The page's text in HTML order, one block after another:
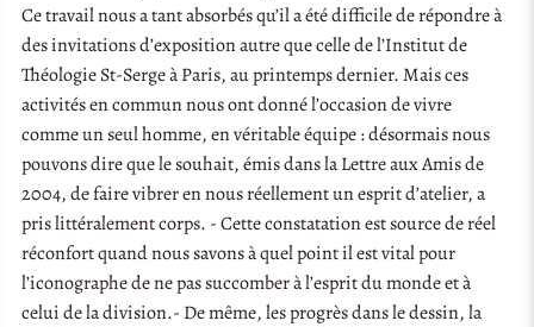
Ce travail nous a tant absorbés qu’il a été difficile de répondre à
des invitations d’exposition autre que celle de l’Institut de
Théologie St-Serge à Paris, au printemps dernier. Mais ces
activités en commun nous ont donné l’occasion de vivre
comme un seul homme, en véritable équipe : désormais nous
pouvons dire que le souhait, émis dans la Lettre aux Amis de
2004, de faire vibrer en nous réellement un esprit d’atelier, a
pris littéralement corps. - Cette constatation est source de réel
réconfort quand nous savons à quel point il est vital pour
l’iconographe de ne pas succomber à l’esprit du monde et à
celui de la division.- De même, les progrès dans le dessin, la